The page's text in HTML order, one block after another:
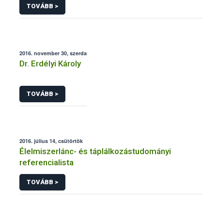
TOVÁBB >
2016. november 30, szerda
Dr. Erdélyi Károly
TOVÁBB >
2016. július 14, csütörtök
Élelmiszerlánc- és táplálkozástudományi
referencialista
TOVÁBB >